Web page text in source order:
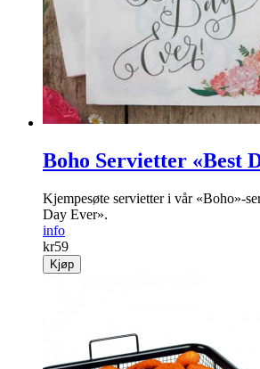
Boho Servietter «Best
Kjempesøte servietter i vår «Boho»-
Day Ever».
info
kr59
Kjøp